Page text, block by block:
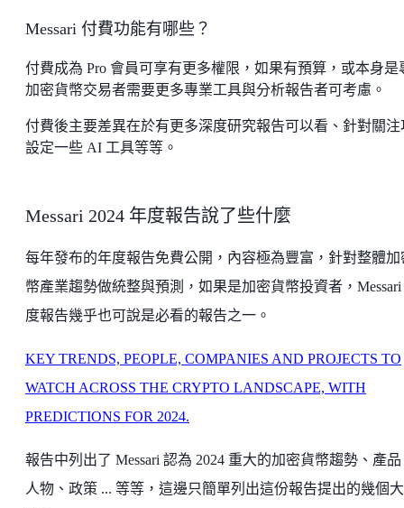
Messari 付費功能有哪些？
付費成為 Pro 會員可享有更多權限，如果有預算，或本身是
加密貨幣交易者需要更多專業工具與分析報告者可考慮。
付費後主要差異在於有更多深度研究報告可以看、針對關注
設定一些 AI 工具等等。
Messari 2024 年度報告說了些什麼
每年發布的年度報告免費公開，內容極為豐富，針對整體加
幣產業趨勢做統整與預測，如果是加密貨幣投資者，Messari
度報告幾乎也可說是必看的報告之一。
KEY TRENDS, PEOPLE, COMPANIES AND PROJECTS TO
WATCH ACROSS THE CRYPTO LANDSCAPE, WITH
PREDICTIONS FOR 2024.
報告中列出了 Messari 認為 2024 重大的加密貨幣趨勢、產
人物、政策 ... 等等，這邊只簡單列出這份報告提出的幾個